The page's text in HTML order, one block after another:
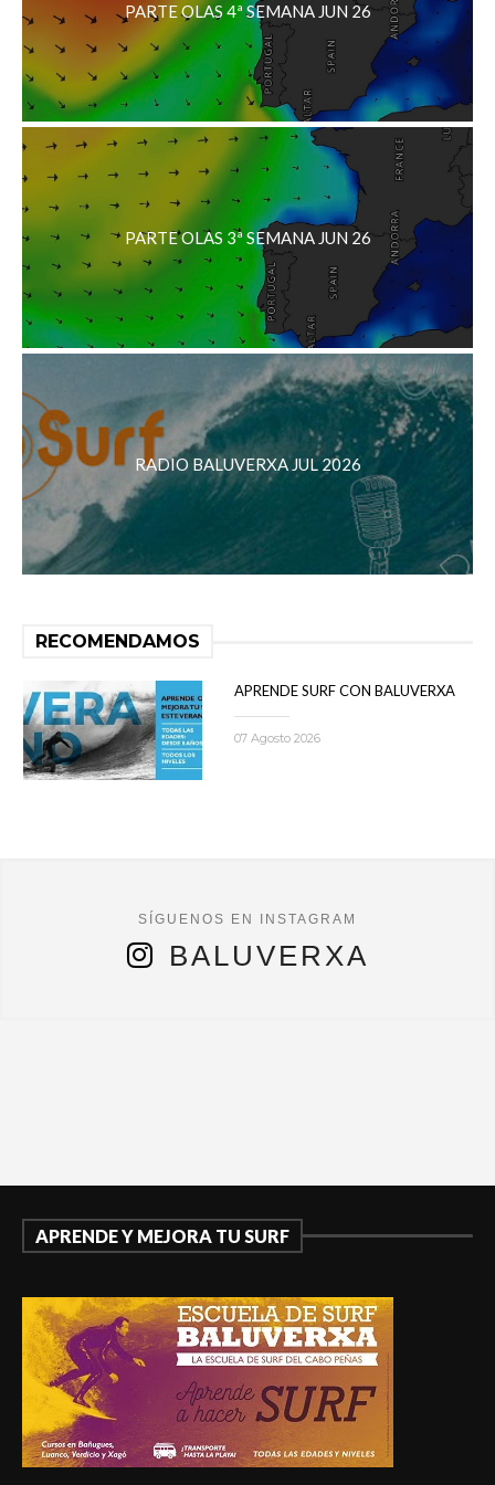
PARTE OLAS 4ª SEMANA JUN 26
PARTE OLAS 3ª SEMANA JUN 26
RADIO BALUVERXA JUL 2026
RECOMENDAMOS
APRENDE SURF CON BALUVERXA
07 Agosto 2026
BALUVERXA
APRENDE Y MEJORA TU SURF